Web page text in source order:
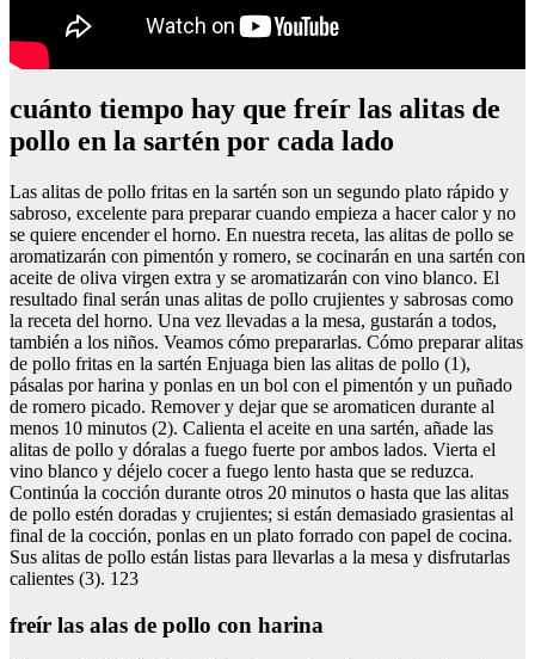
cuánto tiempo hay que freír las alitas de
pollo en la sartén por cada lado
Las alitas de pollo fritas en la sartén son un segundo plato rápido y
sabroso, excelente para preparar cuando empieza a hacer calor y no
se quiere encender el horno. En nuestra receta, las alitas de pollo se
aromatizarán con pimentón y romero, se cocinarán en una sartén con
aceite de oliva virgen extra y se aromatizarán con vino blanco. El
resultado final serán unas alitas de pollo crujientes y sabrosas como
la receta del horno. Una vez llevadas a la mesa, gustarán a todos,
también a los niños. Veamos cómo prepararlas. Cómo preparar alitas
de pollo fritas en la sartén Enjuaga bien las alitas de pollo (1),
pásalas por harina y ponlas en un bol con el pimentón y un puñado
de romero picado. Remover y dejar que se aromaticen durante al
menos 10 minutos (2). Calienta el aceite en una sartén, añade las
alitas de pollo y dóralas a fuego fuerte por ambos lados. Vierta el
vino blanco y déjelo cocer a fuego lento hasta que se reduzca.
Continúa la cocción durante otros 20 minutos o hasta que las alitas
de pollo estén doradas y crujientes; si están demasiado grasientas al
final de la cocción, ponlas en un plato forrado con papel de cocina.
Sus alitas de pollo están listas para llevarlas a la mesa y disfrutarlas
calientes (3). 123
freír las alas de pollo con harina